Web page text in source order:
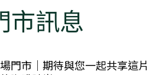
市訊息
門市｜期待與您一起共享這片